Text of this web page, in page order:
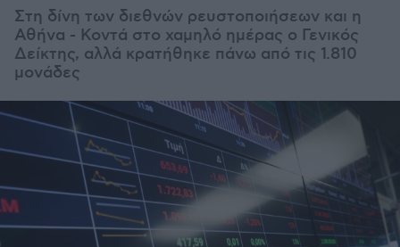
Στη δίνη των διεθνών ρευστοποιήσεων και η
Αθήνα - Κοντά στο χαμηλό ημέρας ο Γενικός
Δείκτης, αλλά κρατήθηκε πάνω από τις 1.810
μονάδες